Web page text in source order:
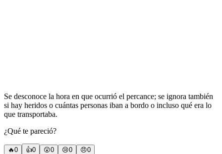
Se desconoce la hora en que ocurrió el percance; se ignora también
si hay heridos o cuántas personas iban a bordo o incluso qué era lo
que transportaba.
¿Qué te pareció?
🔥0 👍0 😲0 😢0 😠0